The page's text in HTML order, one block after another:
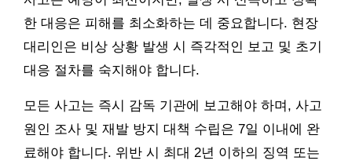
한 대응은 피해를 최소화하는 데 중요합니다. 현장
대리인은 비상 상황 발생 시 즉각적인 보고 및 초기
대응 절차를 숙지해야 합니다.
모든 사고는 즉시 감독 기관에 보고해야 하며, 사고
원인 조사 및 재발 방지 대책 수립은 7일 이내에 완
료해야 합니다. 위반 시 최대 2년 이하의 징역 또는